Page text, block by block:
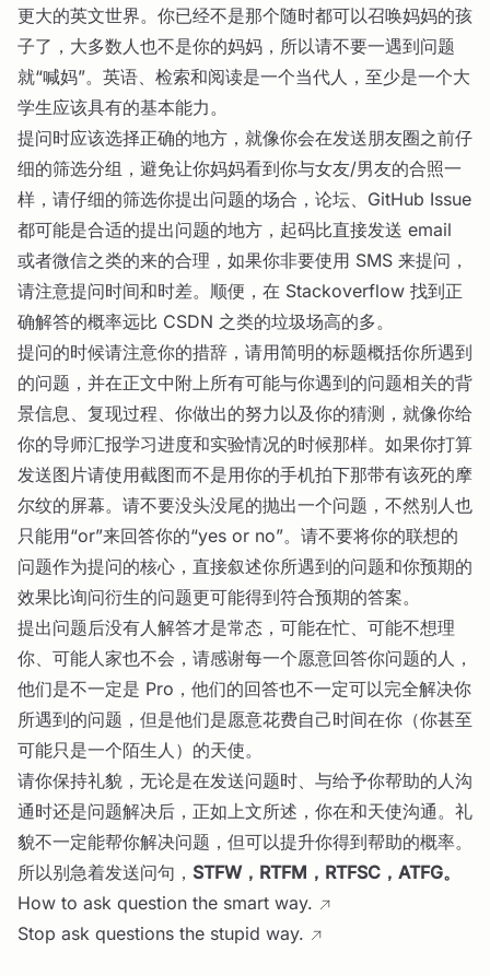
更大的英文世界。你已经不是那个随时都可以召唤妈妈的孩
子了，大多数人也不是你的妈妈，所以请不要一遇到问题
就“喊妈”。英语、检索和阅读是一个当代人，至少是一个大
学生应该具有的基本能力。
提问时应该选择正确的地方，就像你会在发送朋友圈之前仔
细的筛选分组，避免让你妈妈看到你与女友/男友的合照一
样，请仔细的筛选你提出问题的场合，论坛、GitHub Issue
都可能是合适的提出问题的地方，起码比直接发送 email
或者微信之类的来的合理，如果你非要使用 SMS 来提问，
请注意提问时间和时差。顺便，在 Stackoverflow 找到正
确解答的概率远比 CSDN 之类的垃圾场高的多。
提问的时候请注意你的措辞，请用简明的标题概括你所遇到
的问题，并在正文中附上所有可能与你遇到的问题相关的背
景信息、复现过程、你做出的努力以及你的猜测，就像你给
你的导师汇报学习进度和实验情况的时候那样。如果你打算
发送图片请使用截图而不是用你的手机拍下那带有该死的摩
尔纹的屏幕。请不要没头没尾的抛出一个问题，不然别人也
只能用“or”来回答你的“yes or no”。请不要将你的联想的
问题作为提问的核心，直接叙述你所遇到的问题和你预期的
效果比询问衍生的问题更可能得到符合预期的答案。
提出问题后没有人解答才是常态，可能在忙、可能不想理
你、可能人家也不会，请感谢每一个愿意回答你问题的人，
他们是不一定是 Pro，他们的回答也不一定可以完全解决你
所遇到的问题，但是他们是愿意花费自己时间在你（你甚至
可能只是一个陌生人）的天使。
请你保持礼貌，无论是在发送问题时、与给予你帮助的人沟
通时还是问题解决后，正如上文所述，你在和天使沟通。礼
貌不一定能帮你解决问题，但可以提升你得到帮助的概率。
所以别急着发送问句， STFW，RTFM，RTFSC，ATFG。
How to ask question the smart way.
Stop ask questions the stupid way.